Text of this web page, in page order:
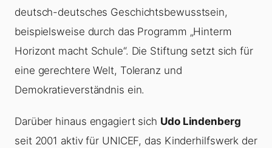
deutsch-deutsches Geschichtsbewusstsein,
beispielsweise durch das Programm „Hinterm
Horizont macht Schule“. Die Stiftung setzt sich für
eine gerechtere Welt, Toleranz und
Demokratieverständnis ein.
Darüber hinaus engagiert sich Udo Lindenberg
seit 2001 aktiv für UNICEF, das Kinderhilfswerk der